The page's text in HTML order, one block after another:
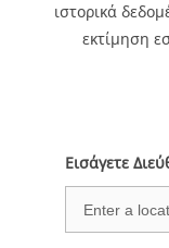
ιστορικά
εκτίμηση
Εισάγετε